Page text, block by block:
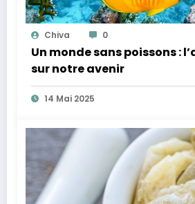
Chiva 0
Un monde sans poissons :
sur notre avenir
14 Mai 2025